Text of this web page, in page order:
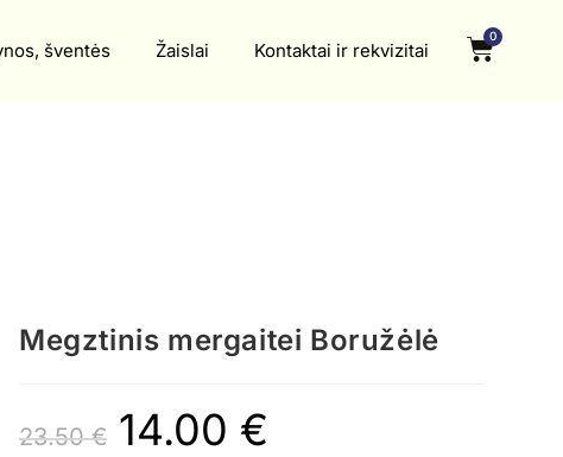
šventės Žaislai Kontaktai ir rekvizitai
0
Megztinis mergaitei Boružėlė
23.50€ 14.00 €